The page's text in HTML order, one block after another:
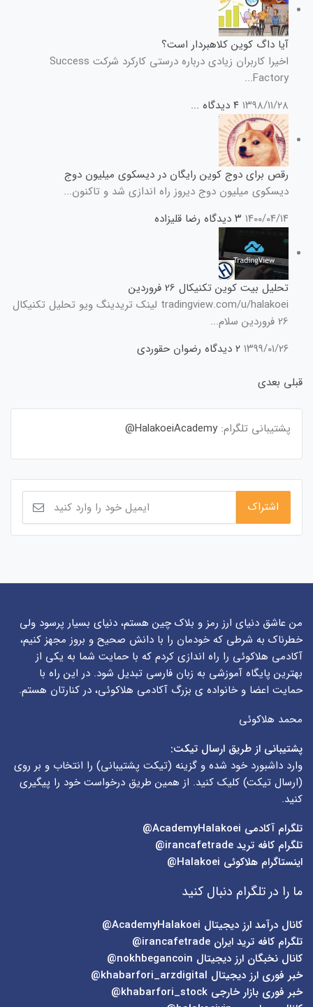
آیا داگ کوین کلاهبردار است؟
اخیرا کاربران زیادی درباره درستی کارکرد شرکت Success
Factory...
۱۳۹۸/۱۱/۲۸ ۴ دیدگاه ...
رقص برای دوج کوین رایگان در دیسکوی میلیون دوج
دیسکوی میلیون دوج دیروز راه اندازی شد و تاکنون...
۱۴۰۰/۰۴/۱۴ ۳ دیدگاه رضا قلیزاده
تحلیل بیت کوین تکنیکال 26 فروردین
tradingview.com/u/halakoei لینک تریدینگ ویو تحلیل تکنیکال
26 فروردین سلام...
۱۳۹۹/۰۱/۲۶ ۲ دیدگاه
رضوان حقوردی
قبلی بعدی
پشتیبانی تلگرام: HalakoeiAcademy@
من عاشق دنیای ارز رمز و بلاک چین هستم، دنیای بسیار پرسود ولی
خطرناک به شرطی که خودمان را با دانش صحیح و بروز مجهز کنیم،
آکادمی هلاکوئی را راه اندازی کردم که با حمایت شما به یکی از
بهترین پایگاه آموزشی به زبان فارسی تبدیل شود. در این راه با
حمایت اعضا و خانواده ی بزرگ آکادمی هلاکوئی، در کنارتان هستم.
محمد هلاکوئی
پشتیبانی از طریق ارسال تیکت:
وارد داشبورد خود شده و گزینه (تیکت پشتیبانی) را انتخاب و بر روی
(ارسال تیکت) کلیک کنید. از همین طریق درخواست خود را پیگیری
کنید.
تلگرام آکادمی
تلگرام کافه ترید irancafetrade@
اینستاگرام هلاکوئی Halakoei@
ما را در تلگرام دنبال کنید
کانال درآمد ارز دیجیتال AcademyHalakoei@
تلگرام کافه ترید ایران irancafetrade@
کانال نخبگان ارز دیجیتال nokhbegancoin@
خبر فوری ارز دیجیتال khabarfori_arzdigital@
خبر فوری بازار خارجی khabarfori_stock@